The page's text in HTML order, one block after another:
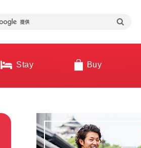
Stay Buy